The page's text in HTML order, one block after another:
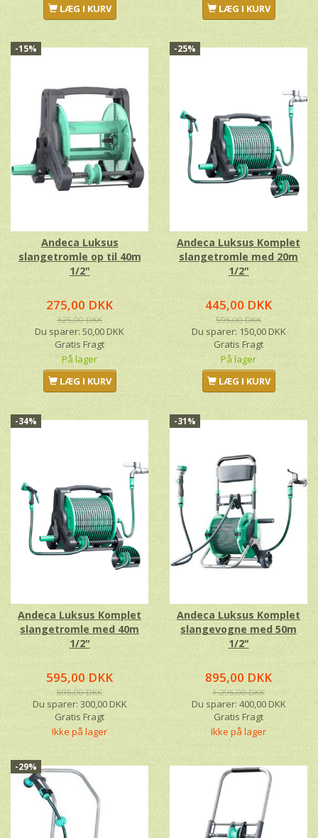
LÆG I KURV LÆG I KURV
-15%
Andeca Luksus
slangetromle op til 40m
1/2"
275,00 DKK
325,00 DKK
Du sparer: 50,00 DKK
Gratis Fragt
På lager
LÆG I KURV
-25%
Andeca Luksus Komplet
slangetromle med 20m
1/2"
445,00 DKK
595,00 DKK
Du sparer: 150,00 DKK
Gratis Fragt
På lager
LÆG I KURV
-34%
Andeca Luksus Komplet
slangetromle med 40m
1/2"
595,00 DKK
895,00 DKK
Du sparer: 300,00 DKK
Gratis Fragt
Ikke på lager
-31%
Andeca Luksus Komplet
slangevogne med 50m
1/2"
895,00 DKK
1.295,00 DKK
Du sparer: 400,00 DKK
Gratis Fragt
Ikke på lager
-29%